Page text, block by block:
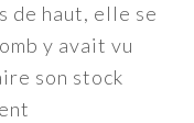
de haut, elle se
y avait vu
son stock